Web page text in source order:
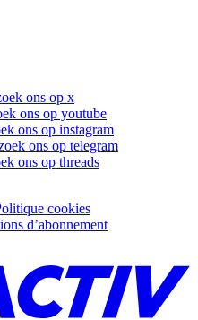
ons op x
ons op youtube
ons op instagram
ons op telegram
ons op threads
cookies
d’abonnement